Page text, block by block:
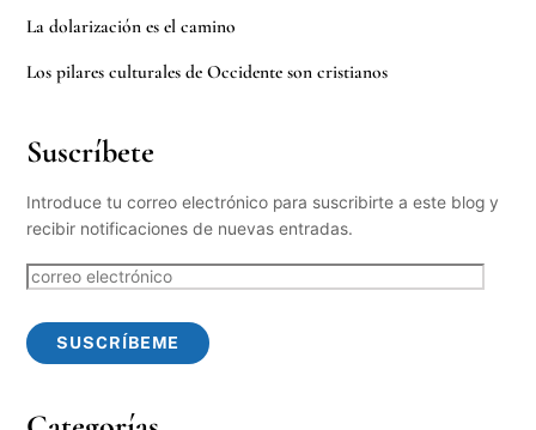
La dolarización es el camino
Los pilares culturales de Occidente son cristianos
Suscríbete
Introduce tu correo electrónico para suscribirte a este blog y
recibir notificaciones de nuevas entradas.
correo
SUSCRÍBEME